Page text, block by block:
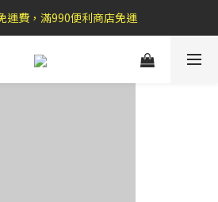
100，滿2000贈『自粘式多功能包巾』